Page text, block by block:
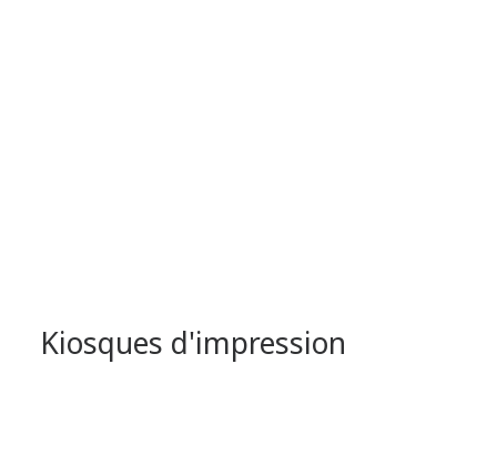
Kiosques d'impression